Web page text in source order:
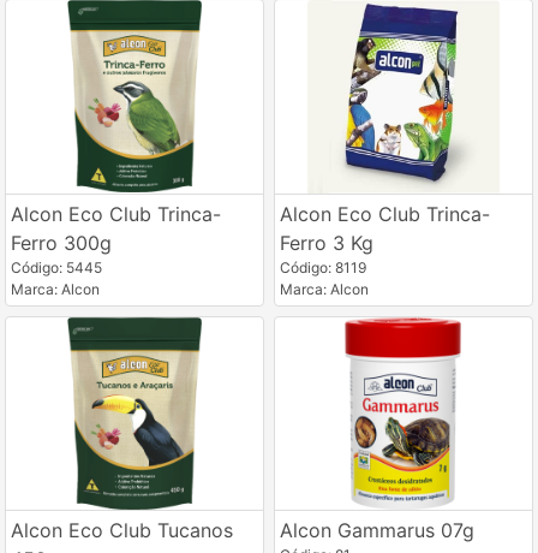
Alcon Eco Club Trinca-
Ferro 300g
Código: 5445
Marca: Alcon
Alcon Eco Club Trinca-
Ferro 3 Kg
Código: 8119
Marca: Alcon
Alcon Eco Club Tucanos
Alcon Gammarus 07g